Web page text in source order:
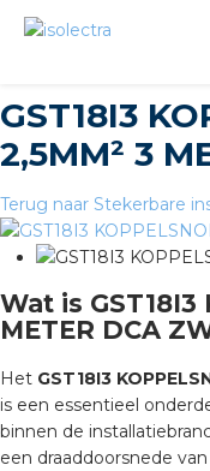
GST18I3
2,5MM² 3
Terug naar Stekerbare
Wat is GST18I3
METER DCA
Het GST18I3
is een essentieel
binnen de
een draaddoorsnede